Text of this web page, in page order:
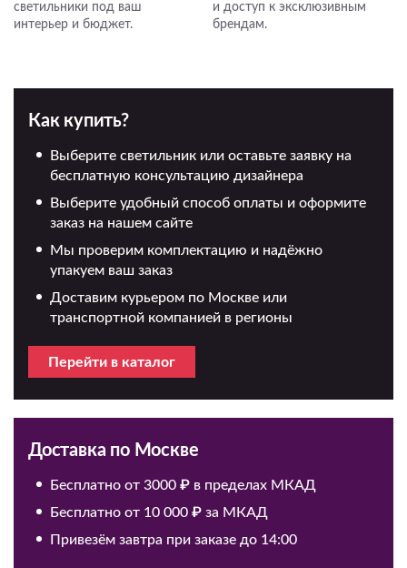
светильники под ваш
интерьер и бюджет.
и доступ к эксклюзивным
брендам.
Как купить?
Выберите светильник или оставьте заявку на
бесплатную консультацию дизайнера
Выберите удобный способ оплаты и оформите
заказ на нашем сайте
Мы проверим комплектацию и надёжно
упакуем ваш заказ
Доставим курьером по Москве или
транспортной компанией в регионы
Перейти в каталог
Доставка по Москве
Бесплатно от 3000 ₽ в пределах МКАД
Бесплатно от 10 000 ₽ за МКАД
Привезём завтра при заказе до 14:00